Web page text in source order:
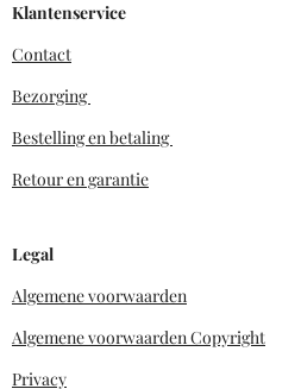
Klantenservice
Contact
Bezorging
Bestelling en betaling
Retour en garantie
Legal
Algemene voorwaarden
Algemene voorwaarden Copyright
Privacy